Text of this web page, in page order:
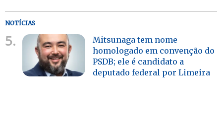
NOTÍCIAS
5.
Mitsunaga tem nome
homologado em convenção do
PSDB; ele é candidato a
deputado federal por Limeira